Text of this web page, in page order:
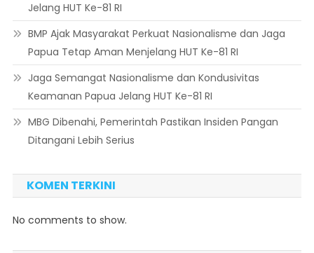
Jelang HUT Ke-81 RI
BMP Ajak Masyarakat Perkuat Nasionalisme dan Jaga
Papua Tetap Aman Menjelang HUT Ke-81 RI
Jaga Semangat Nasionalisme dan Kondusivitas
Keamanan Papua Jelang HUT Ke-81 RI
MBG Dibenahi, Pemerintah Pastikan Insiden Pangan
Ditangani Lebih Serius
KOMEN TERKINI
No comments to show.